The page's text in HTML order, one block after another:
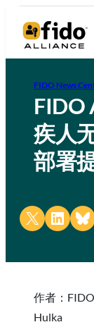
FIDO News
FIDO
疾人
部署
Share on X Share onShare
作者：
Hulka